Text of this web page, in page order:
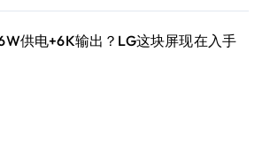
供电+6K输出？LG这块屏现在入手